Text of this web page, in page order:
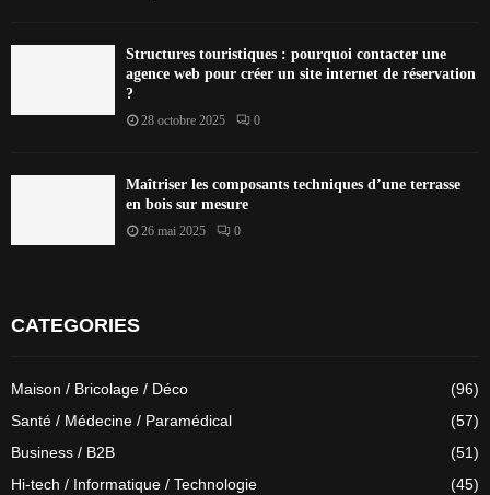
Structures touristiques : pourquoi contacter une
agence web pour créer un site internet de réservation
?
28 octobre 2025 0
Maîtriser les composants techniques d’une terrasse
en bois sur mesure
26 mai 2025 0
CATEGORIES
Maison / Bricolage / Déco
(96)
Santé / Médecine / Paramédical
(57)
Business / B2B
(51)
Hi-tech / Informatique / Technologie
(45)